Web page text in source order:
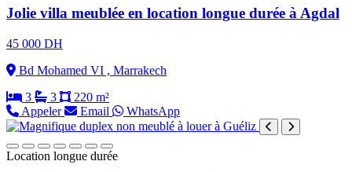
Jolie villa meublée en location longue durée à Agdal
45 000 DH
Bd Mohamed VI , Marrakech
3
3
220 m²
Appeler
Email WhatsApp
Location longue durée